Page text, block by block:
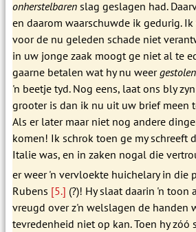
onherstelbaren slag geslagen had.
en daarom waarschuwde ik gedurig.
voor de nu geleden schade niet
in uw jonge zaak moogt ge niet al te
gaarne betalen wat hy nu weergestolen
'n beetje tyd. Nog eens, laat ons bly
grooter is dan ik nu uit uw brief meen
Als er later maar niet nog andere
komen! Ik schrok toen ge my schreeft
Italie was, en in zaken nogal die
er weer 'n vervloekte huichelary in die
Rubens [5.] (?)! Hy slaat daarin 'n
vreugd over z'n welslagen de handen
tevredenheid niet op kan. Toen hy zóó